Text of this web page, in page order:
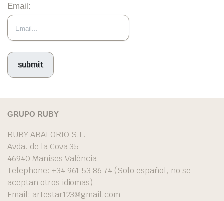
Email:
GRUPO RUBY
RUBY ABALORIO S.L.
Avda. de la Cova 35
46940 Manises València
Telephone: +34 961 53 86 74 (Solo español, no se
aceptan otros idiomas)
Email: artestar123@gmail.com